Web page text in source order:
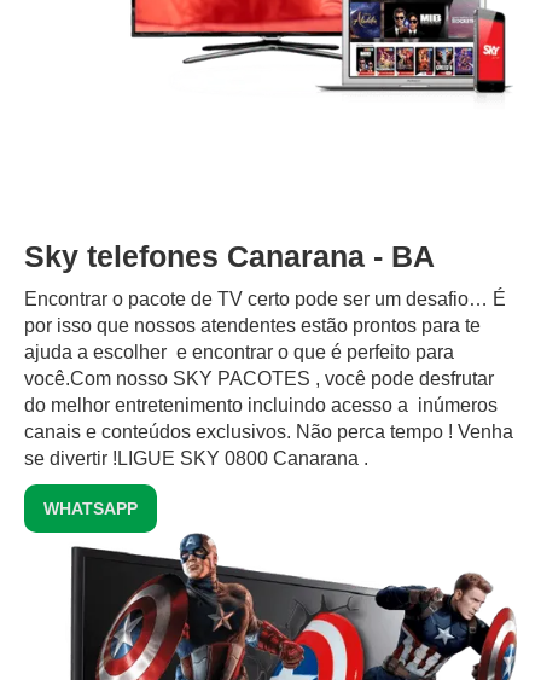
Sky telefones Canarana - BA
Encontrar o pacote de TV certo pode ser um desafio… É
por isso que nossos atendentes estão prontos para te
ajuda a escolher e encontrar o que é perfeito para
você.Com nosso SKY PACOTES , você pode desfrutar
do melhor entretenimento incluindo acesso a inúmeros
canais e conteúdos exclusivos.‍ Não perca tempo ! Venha
se divertir !LIGUE SKY 0800 Canarana .
WHATSAPP